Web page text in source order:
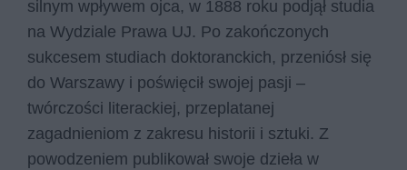
silnym wpływem ojca, w 1888 roku podjął studia
na Wydziale Prawa UJ. Po zakończonych
sukcesem studiach doktoranckich, przeniósł się
do Warszawy i poświęcił swojej pasji –
twórczości literackiej, przeplatanej
zagadnieniom z zakresu historii i sztuki. Z
powodzeniem publikował swoje dzieła w